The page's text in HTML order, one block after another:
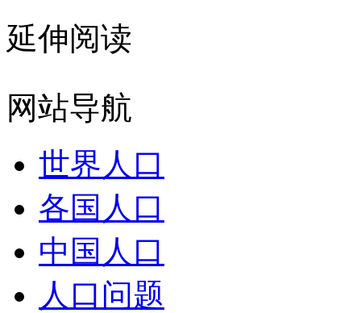
延伸阅读
网站导航
世界人口
各国人口
中国人口
人口问题